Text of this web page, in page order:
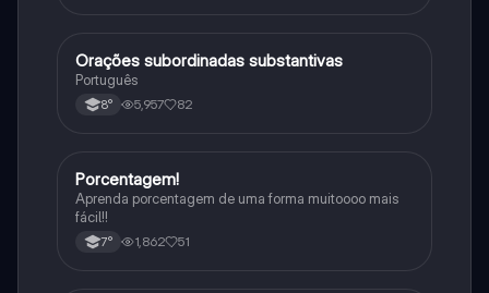
Português
Orações subordinadas substantivas
Português
8° 5,957 82
Matematica
Porcentagem!
Aprenda porcentagem de uma forma muitoooo mais
fácil!!
7° 1,862 51